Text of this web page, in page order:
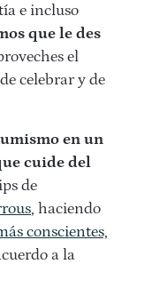
e incluso
que le des
el
celebrar y de
en un
cuide del
de
, haciendo
conscientes,
a la